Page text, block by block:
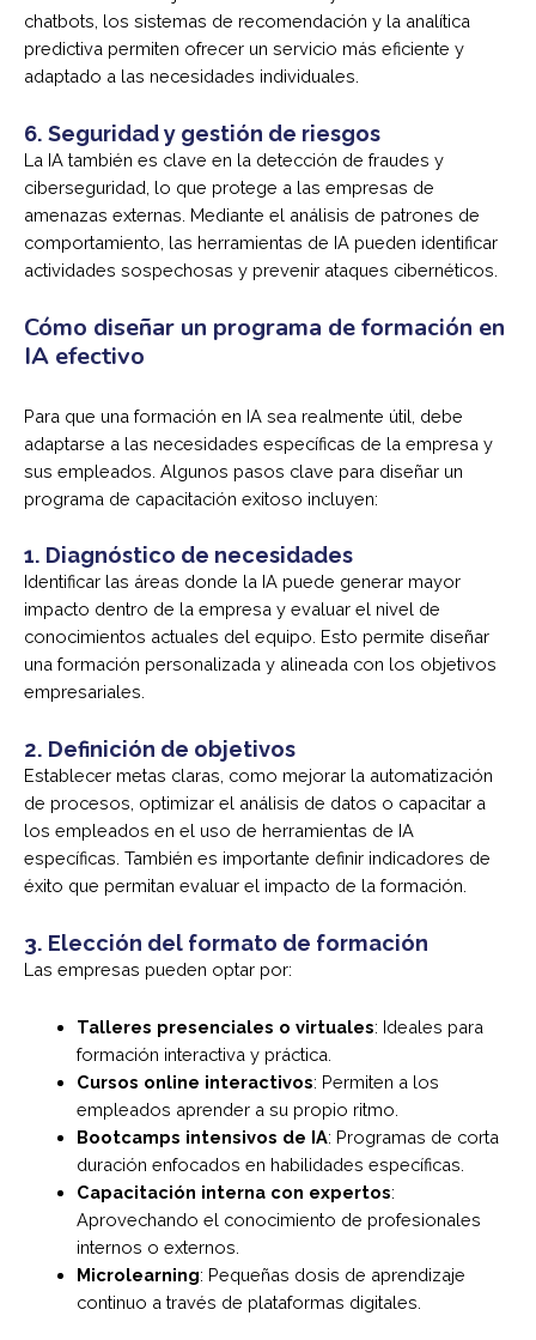
chatbots, los sistemas de recomendación y la analítica
predictiva permiten ofrecer un servicio más eficiente y
adaptado a las necesidades individuales.
6. Seguridad y gestión de riesgos
La IA también es clave en la detección de fraudes y
ciberseguridad, lo que protege a las empresas de
amenazas externas. Mediante el análisis de patrones de
comportamiento, las herramientas de IA pueden identificar
actividades sospechosas y prevenir ataques cibernéticos.
Cómo diseñar un programa de formación en
IA efectivo
Para que una formación en IA sea realmente útil, debe
adaptarse a las necesidades específicas de la empresa y
sus empleados. Algunos pasos clave para diseñar un
programa de capacitación exitoso incluyen:
1. Diagnóstico de necesidades
Identificar las áreas donde la IA puede generar mayor
impacto dentro de la empresa y evaluar el nivel de
conocimientos actuales del equipo. Esto permite diseñar
una formación personalizada y alineada con los objetivos
empresariales.
2. Definición de objetivos
Establecer metas claras, como mejorar la automatización
de procesos, optimizar el análisis de datos o capacitar a
los empleados en el uso de herramientas de IA
específicas. También es importante definir indicadores de
éxito que permitan evaluar el impacto de la formación.
3. Elección del formato de formación
Las empresas pueden optar por:
Talleres presenciales o virtuales: Ideales para
formación interactiva y práctica.
Cursos online interactivos: Permiten a los
empleados aprender a su propio ritmo.
Bootcamps intensivos de IA: Programas de corta
duración enfocados en habilidades específicas.
Capacitación interna con expertos:
Aprovechando el conocimiento de profesionales
internos o externos.
Microlearning: Pequeñas dosis de aprendizaje
continuo a través de plataformas digitales.